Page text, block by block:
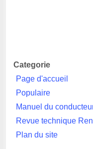
Categorie
Page d'accueil
Populaire
Manuel du
Revue technique
Plan du site